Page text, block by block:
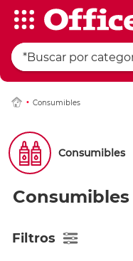
Consumibles
Consumibles
Consumibles
Filtros